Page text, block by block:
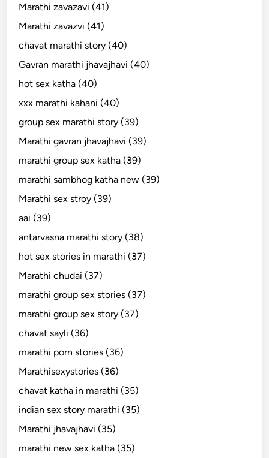
Marathi zavazavi (41)
Marathi zavazvi (41)
chavat marathi story (40)
Gavran marathi jhavajhavi (40)
hot sex katha (40)
xxx marathi kahani (40)
group sex marathi story (39)
Marathi gavran jhavajhavi (39)
marathi group sex katha (39)
marathi sambhog katha new (39)
Marathi sex stroy (39)
aai (39)
antarvasna marathi story (38)
hot sex stories in marathi (37)
Marathi chudai (37)
marathi group sex stories (37)
marathi group sex story (37)
chavat sayli (36)
marathi porn stories (36)
Marathisexystories (36)
chavat katha in marathi (35)
indian sex story marathi (35)
Marathi jhavajhavi (35)
marathi new sex katha (35)